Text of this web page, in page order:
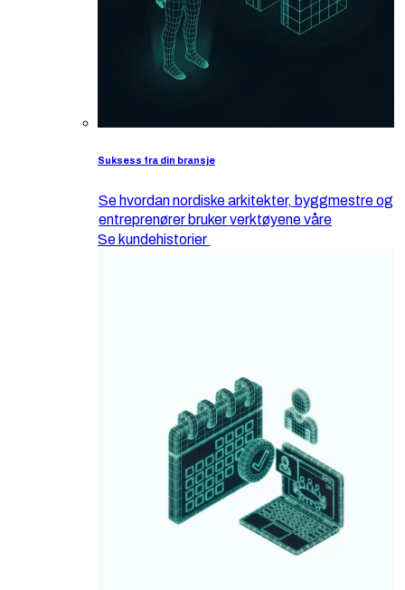
Suksess fra din bransje
Se hvordan nordiske arkitekter, byggmestre og
entreprenører bruker verktøyene våre
Se kundehistorier